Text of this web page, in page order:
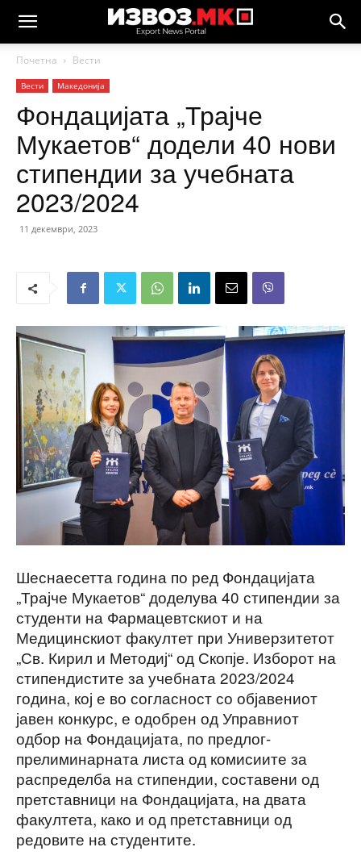
Почетна Вести
Вести Македонија
Фондацијата „Трајче
Мукаетов“ додели 40 нови
стипендии за учебната
2023/2024
11 декември, 2023
Шеснаесетта година по ред Фондацијата
„Трајче Мукаетов“ доделува 40 стипендии за
студенти на Фармацевтскиот и на
Медицинскиот факултет при Универзитетот
„Св. Кирил и Методиј“ од Скопје. Изборот на
стипендистите за учебната 2023/2024
година, кој е во согласност со објавениот
јавен конкурс, е одобрен од Управниот
одбор на Фондацијата, по предлог-
прелиминарната листа од комисиите за
распределба на стипендии, составени од
претставници на Фондацијата, на двата
факултета, како и од претставници од
редовите на студентите.